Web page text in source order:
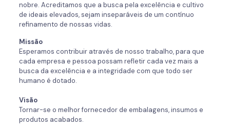
nobre. Acreditamos que a busca pela excelência e cultivo
de ideais elevados, sejam inseparáveis de um contínuo
refinamento de nossas vidas.
Missão
Esperamos contribuir através de nosso trabalho, para que
cada empresa e pessoa possam refletir cada vez mais a
busca da excelência e a integridade com que todo ser
humano é dotado.
Visão
Tornar-se o melhor fornecedor de embalagens, insumos e
produtos acabados.